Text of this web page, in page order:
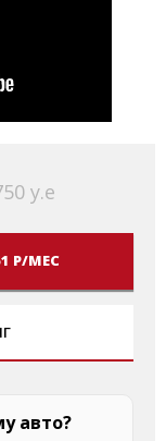
у.е
Р/МЕС
авто?